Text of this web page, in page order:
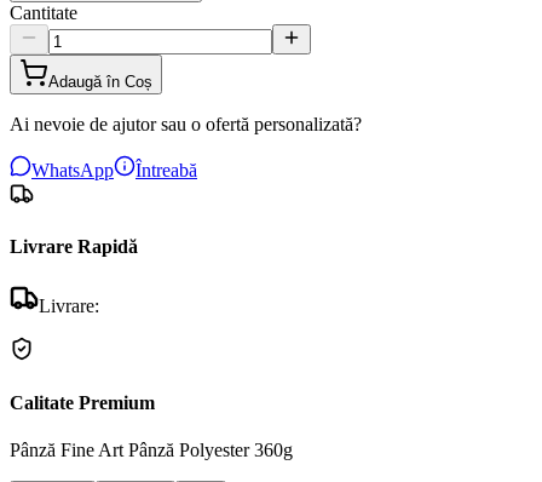
Cantitate
Adaugă în Coș
Ai nevoie de ajutor sau o ofertă personalizată?
WhatsApp Întreabă
Livrare Rapidă
Livrare:
Calitate Premium
Pânză Fine Art Pânză Polyester 360g